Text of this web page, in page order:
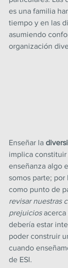
es una familia
tiempo y en las
asumiendo
organización
Enseñar la
implica
enseñanza algo
somos parte; por
como punto de
revisar nuestras
prejuicios acerca
debería estar
poder construir
cuando
de ESI.